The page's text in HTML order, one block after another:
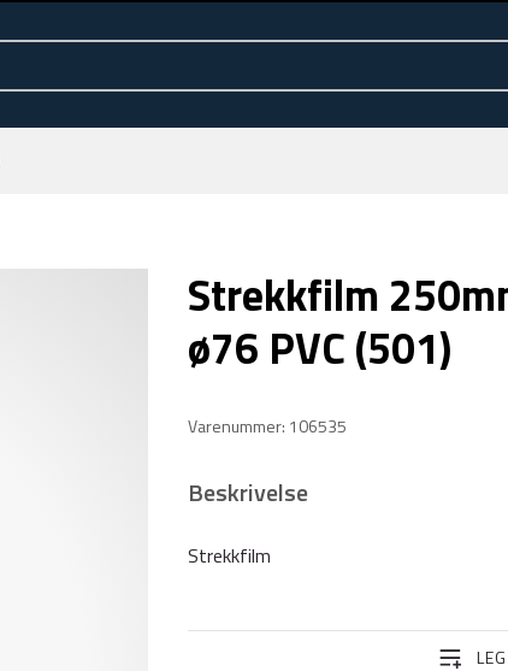
Strekkfilm
ø76 PVC (501)
Varenummer: 106535
Beskrivelse
Strekkfilm